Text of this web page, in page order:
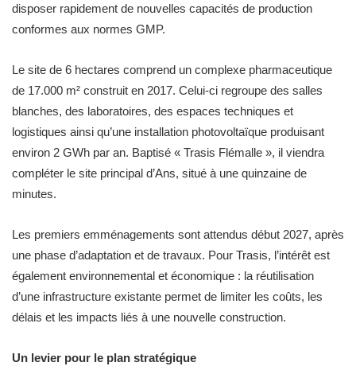
disposer rapidement de nouvelles capacités de production
conformes aux normes GMP.
Le site de 6 hectares comprend un complexe pharmaceutique
de 17.000 m² construit en 2017. Celui-ci regroupe des salles
blanches, des laboratoires, des espaces techniques et
logistiques ainsi qu’une installation photovoltaïque produisant
environ 2 GWh par an. Baptisé « Trasis Flémalle », il viendra
compléter le site principal d’Ans, situé à une quinzaine de
minutes.
Les premiers emménagements sont attendus début 2027, après
une phase d’adaptation et de travaux. Pour Trasis, l’intérêt est
également environnemental et économique : la réutilisation
d’une infrastructure existante permet de limiter les coûts, les
délais et les impacts liés à une nouvelle construction.
Un levier pour le plan stratégique